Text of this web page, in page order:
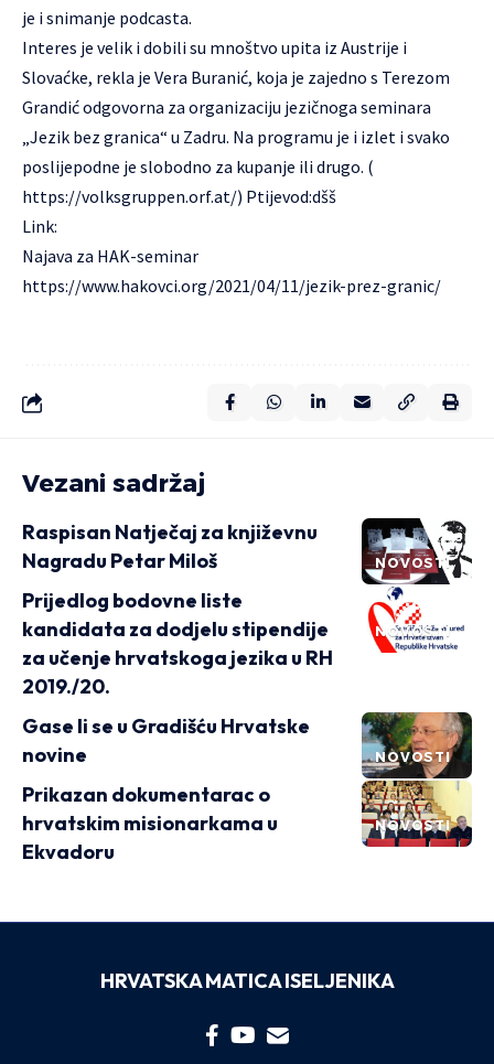
je i snimanje podcasta.
Interes je velik i dobili su mnoštvo upita iz Austrije i
Slovaćke, rekla je Vera Buranić, koja je zajedno s Terezom
Grandić odgovorna za organizaciju jezičnoga seminara
„Jezik bez granica“ u Zadru. Na programu je i izlet i svako
poslijepodne je slobodno za kupanje ili drugo. (
https://volksgruppen.orf.at/) Ptijevod:dšš
Link:
Najava za HAK-seminar
https://www.hakovci.org/2021/04/11/jezik-prez-granic/
Vezani sadržaj
NOVOSTI
Raspisan Natječaj za književnu
Nagradu Petar Miloš
NOVOSTI
Prijedlog bodovne liste
kandidata za dodjelu stipendije
za učenje hrvatskoga jezika u RH
2019./20.
NOVOSTI
Gase li se u Gradišću Hrvatske
novine
NOVOSTI
Prikazan dokumentarac o
hrvatskim misionarkama u
Ekvadoru
HRVATSKA MATICA ISELJENIKA